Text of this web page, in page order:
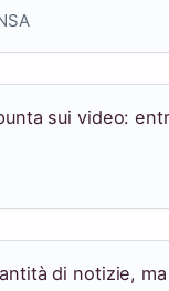
sui video:
di notizie,